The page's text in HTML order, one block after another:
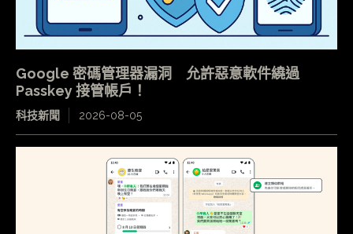
Google 密碼管理器漏洞 允許惡意軟件繞過
Passkey 接管帳戶！
科技新聞 2026-08-05